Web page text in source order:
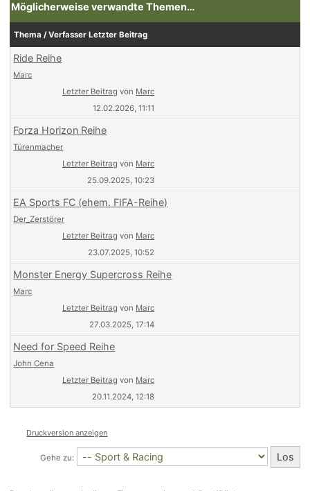
Möglicherweise verwandte Themen…
Thema / Verfasser Letzter Beitrag
Ride Reihe
Marc
Letzter Beitrag von Marc
12.02.2026, 11:11
Forza Horizon Reihe
Türenmacher
Letzter Beitrag von Marc
25.09.2025, 10:23
EA Sports FC (ehem. FIFA-Reihe)
Der_Zerstörer
Letzter Beitrag von Marc
23.07.2025, 10:52
Monster Energy Supercross Reihe
Marc
Letzter Beitrag von Marc
27.03.2025, 17:14
Need for Speed Reihe
John Cena
Letzter Beitrag von Marc
20.11.2024, 12:18
Druckversion anzeigen
Gehe zu: